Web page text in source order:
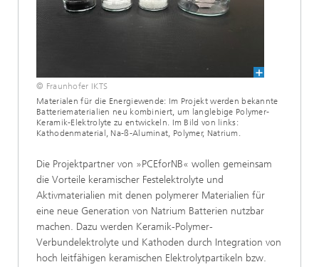
© Fraunhofer IKTS
Materialen für die Energiewende: Im Projekt werden bekannte
Batteriematerialien neu kombiniert, um langlebige Polymer-
Keramik-Elektrolyte zu entwickeln. Im Bild von links:
Kathodenmaterial, Na-ß-Aluminat, Polymer, Natrium.
Die Projektpartner von »PCEforNB« wollen gemeinsam
die Vorteile keramischer Festelektrolyte und
Aktivmaterialien mit denen polymerer Materialien für
eine neue Generation von Natrium Batterien nutzbar
machen. Dazu werden Keramik-Polymer-
Verbundelektrolyte und Kathoden durch Integration von
hoch leitfähigen keramischen Elektrolytpartikeln bzw.